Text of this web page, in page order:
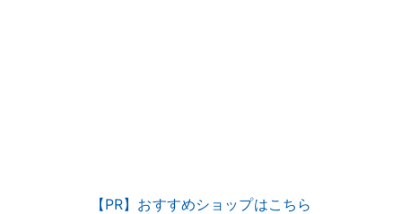
【PR】おすすめショップはこちら